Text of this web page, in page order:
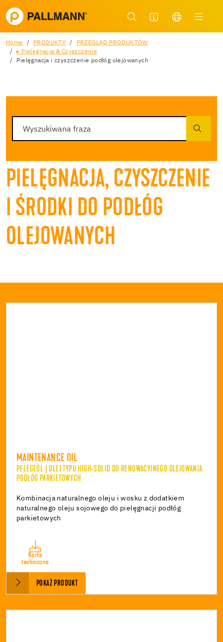
Home PRODUKTY
PRZEGLĄD PRODUKTÓW
▸ Pielęgnacja & Czyszczenie
Pielęgnacja i czyszczenie podłóg olejowanych
PIELĘGNACJA, CZYSZCZENIE
I ŚRODKI DO PODŁÓG
OLEJOWANYCH
MAINTENANCE OIL
PFLEGEÖL | OLEJ TYPU HIGH-SOLID DO RENOWACYJNEGO OLEJOWANIA
PODŁÓG PARKIETOWYCH
Kombinacja naturalnego oleju i wosku z dodatkiem
naturalnego oleju sojowego do pielęgnacji podłóg
parkietowych
Karta
techniczna
POKAŻ PRODUKT